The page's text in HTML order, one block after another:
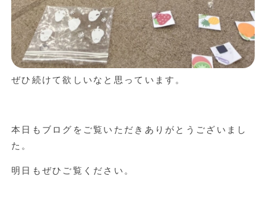
ぜひ続けて欲しいなと思っています。
本日もブログをご覧いただきありがとうございまし
た。
明日もぜひご覧ください。